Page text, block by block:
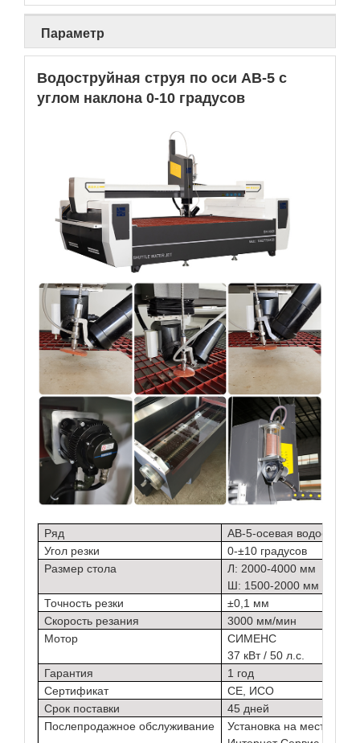
Параметр
Водоструйная струя по оси AB-5 с
углом наклона 0-10 градусов
Ряд
AB-5-осевая
Угол резки
0-±10 градусов
Размер стола
Л: 2000-4000 мм
Ш: 1500-2000 мм
Точность резки
±0,1 мм
Скорость резания
3000 мм/мин
Мотор
СИМЕНС
37 кВт / 50 л.с.
Гарантия
1 год
Сертификат
CE, ИСО
Срок поставки
45 дней
Послепродажное обслуживание
Установка на месте